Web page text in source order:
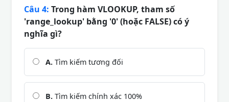
Câu 4: Trong hàm VLOOKUP, tham số
'range_lookup' bằng '0' (hoặc FALSE) có ý
nghĩa gì?
A. Tìm kiếm tương đối
B. Tìm kiếm chính xác 100%